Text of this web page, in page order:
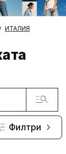
ИТАЛИЯ
Филтри